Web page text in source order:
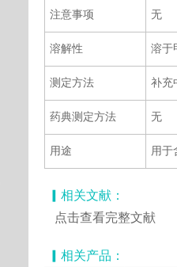
无
注意事项
溶解性 溶于
测定方法 补充
药典测定方法 无
用途 用于
▎相关文献：
点击查看完整文献
▎相关产品：